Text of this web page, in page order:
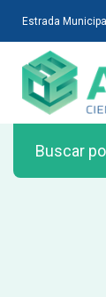
Estrada